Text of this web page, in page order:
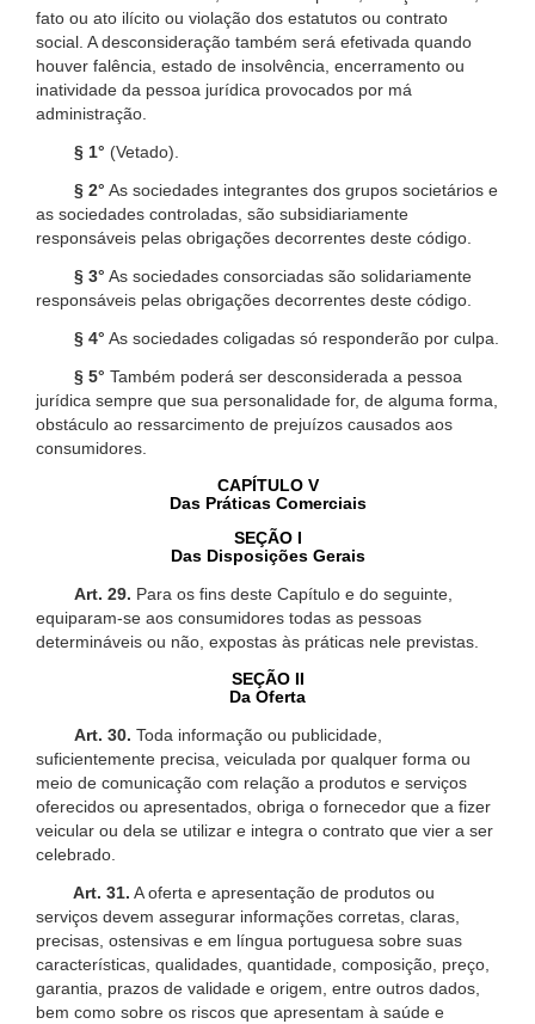
fato ou ato ilícito ou violação dos estatutos ou contrato
social. A desconsideração também será efetivada quando
houver falência, estado de insolvência, encerramento ou
inatividade da pessoa jurídica provocados por má
administração.
§ 1° (Vetado).
§ 2° As sociedades integrantes dos grupos societários e
as sociedades controladas, são subsidiariamente
responsáveis pelas obrigações decorrentes deste código.
§ 3° As sociedades consorciadas são solidariamente
responsáveis pelas obrigações decorrentes deste código.
§ 4° As sociedades coligadas só responderão por culpa.
§ 5° Também poderá ser desconsiderada a pessoa
jurídica sempre que sua personalidade for, de alguma forma,
obstáculo ao ressarcimento de prejuízos causados aos
consumidores.
CAPÍTULO V
Das Práticas Comerciais
SEÇÃO I
Das Disposições Gerais
Art. 29. Para os fins deste Capítulo e do seguinte,
equiparam-se aos consumidores todas as pessoas
determináveis ou não, expostas às práticas nele previstas.
SEÇÃO II
Da Oferta
Art. 30. Toda informação ou publicidade,
suficientemente precisa, veiculada por qualquer forma ou
meio de comunicação com relação a produtos e serviços
oferecidos ou apresentados, obriga o fornecedor que a fizer
veicular ou dela se utilizar e integra o contrato que vier a ser
celebrado.
Art. 31. A oferta e apresentação de produtos ou
serviços devem assegurar informações corretas, claras,
precisas, ostensivas e em língua portuguesa sobre suas
características, qualidades, quantidade, composição, preço,
garantia, prazos de validade e origem, entre outros dados,
bem como sobre os riscos que apresentam à saúde e